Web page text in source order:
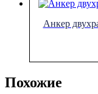
Анкер
Похожие